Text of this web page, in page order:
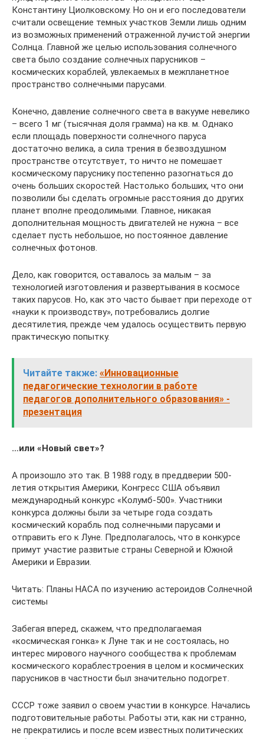
Константину Циолковскому. Но он и его последователи
считали освещение темных участков Земли лишь одним
из возможных применений отраженной лучистой энергии
Солнца. Главной же целью использования солнечного
света было создание солнечных парусников –
космических кораблей, увлекаемых в межпланетное
пространство солнечными парусами.
Конечно, давление солнечного света в вакууме невелико
– всего 1 мг (тысячная доля грамма) на кв. м. Однако
если площадь поверхности солнечного паруса
достаточно велика, а сила трения в безвоздушном
пространстве отсутствует, то ничто не помешает
космическому паруснику постепенно разогнаться до
очень больших скоростей. Настолько больших, что они
позволили бы сделать огромные расстояния до других
планет вполне преодолимыми. Главное, никакая
дополнительная мощность двигателей не нужна – все
сделает пусть небольшое, но постоянное давление
солнечных фотонов.
Дело, как говорится, оставалось за малым – за
технологией изготовления и развертывания в космосе
таких парусов. Но, как это часто бывает при переходе от
«науки к производству», потребовались долгие
десятилетия, прежде чем удалось осуществить первую
практическую попытку.
Читайте также: «Инновационные
педагогические технологии в работе
педагогов дополнительного образования» -
презентация
…или «Новый свет»?
А произошло это так. В 1988 году, в преддверии 500-
летия открытия Америки, Конгресс США объявил
международный конкурс «Колумб-500». Участники
конкурса должны были за четыре года создать
космический корабль под солнечными парусами и
отправить его к Луне. Предполагалось, что в конкурсе
примут участие развитые страны Северной и Южной
Америки и Евразии.
Читать: Планы НАСА по изучению астероидов Солнечной
системы
Забегая вперед, скажем, что предполагаемая
«космическая гонка» к Луне так и не состоялась, но
интерес мирового научного сообщества к проблемам
космического кораблестроения в целом и космических
парусников в частности был значительно подогрет.
СССР тоже заявил о своем участии в конкурсе. Начались
подготовительные работы. Работы эти, как ни странно,
не прекратились и после всем известных политических